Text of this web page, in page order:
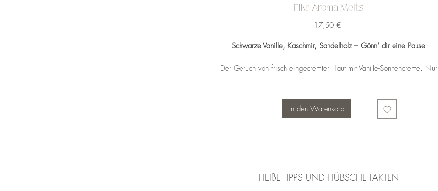
Fika Aroma Melts
17,50 €Preis
Schwarze Vanille, Kaschmir, Sandelholz – Gönn’ dir eine Pause
Der Geruch von frisch eingecremter Haut mit Vanille-Sonnencreme. Nur
In den Warenkorb
HEIßE TIPPS UND HÜBSCHE FAKTEN